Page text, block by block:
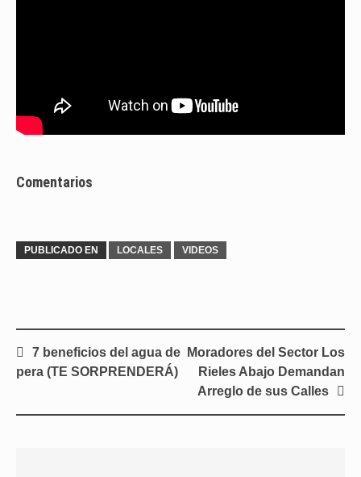
Comentarios
PUBLICADO EN LOCALES VIDEOS
Navegación
de
7 beneficios del agua de
pera (TE SORPRENDERÁ)
Moradores del Sector Los
Rieles Abajo Demandan
Arreglo de sus Calles